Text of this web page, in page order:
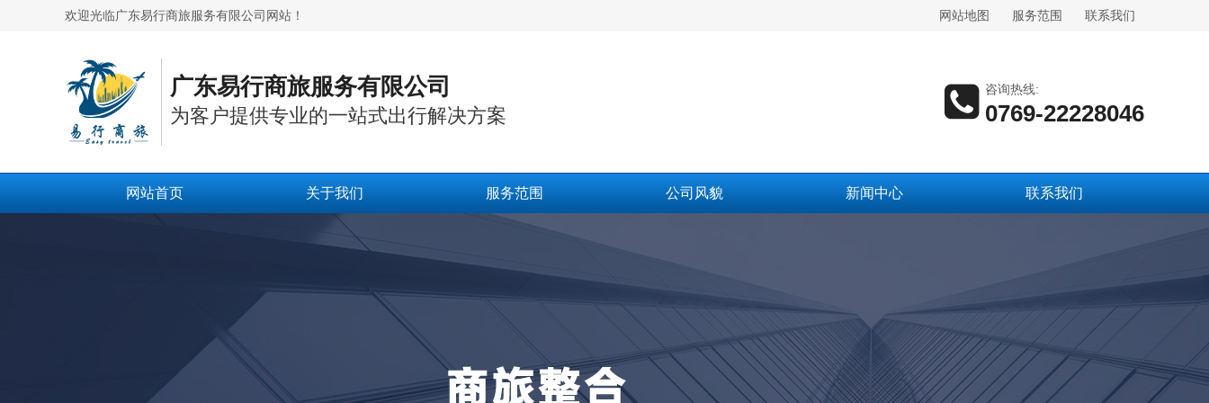
欢迎光临广东易行商旅服务有限公司网站！ 网站地图 服务范围 联系我们
广东易行商旅服务有限公司
为客户提供专业的一站式出行解决方案
咨询热线:
0769-22228046
网站首页 关于我们 服务范围 公司风貌 新闻中心 联系我们